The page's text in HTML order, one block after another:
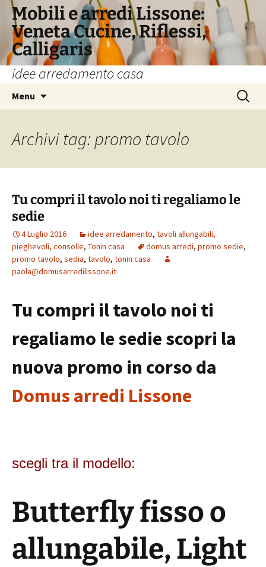
Vai
contenuto
Mobili e arredi Lissone:
Veneta Cucine, Riflessi,
Calligaris
idee arredamento casa
Menu
Ricerca
per:
Archivi tag: promo tavolo
Tu compri il tavolo noi ti regaliamo le
sedie
4 Luglio 2016 idee arredamento, tavoli allungabili,
pieghevoli, consolle, Tonin casa domus arredi, promo sedie,
promo tavolo, sedia, tavolo, tonin casa
paola@domusarredilissone.it
Tu compri il tavolo noi ti
regaliamo le sedie scopri la
nuova promo in corso da
Domus arredi Lissone
scegli tra il modello:
Butterfly fisso o
allungabile, Light